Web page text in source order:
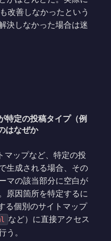
改善しなかったという
決しなかった場合は迷
特定の投稿タイプ（例
はなぜか
マップなど、特定の投
生成される場合、その
マの該当部分に空白が
原因箇所を特定するに
る個別のサイトマップ
など）に直接アクセス
う。